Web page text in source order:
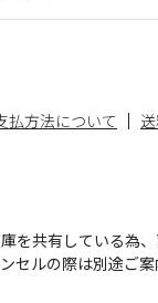
払方法について
を共有している為
セルの際は別途ご